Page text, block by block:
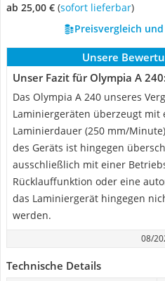
ab 25,00 € ( Sofort lieferbar)
Preisvergleich
Unsere
Unser Fazit für Olympia A 240:
Das Olympia A 240 unseres
Laminiergeräten überzeugt mit
Laminierdauer (250 mm/
des Geräts ist hingegen
ausschließlich mit einer
Rücklauffunktion oder eine
das Laminiergerät hingegen
werden.
08/
Technische Details